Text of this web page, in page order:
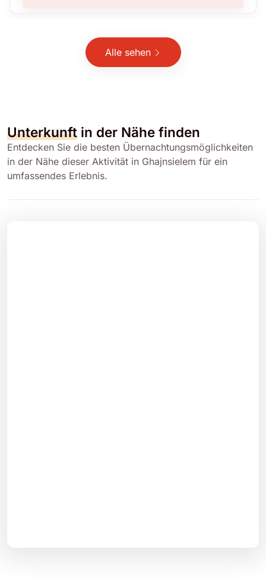
Alle sehen
Unterkunft in der Nähe finden
Entdecken Sie die besten Übernachtungsmöglichkeiten
in der Nähe dieser Aktivität in Ghajnsielem für ein
umfassendes Erlebnis.